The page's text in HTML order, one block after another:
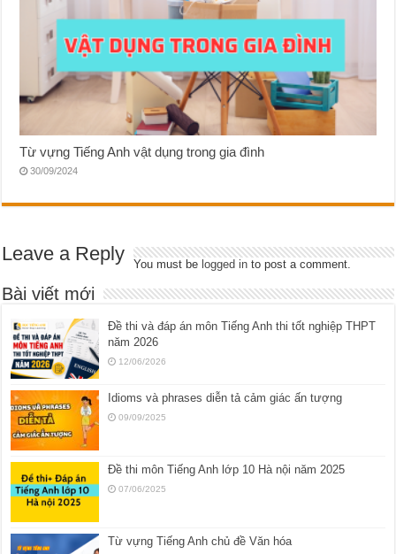
Từ vựng Tiếng Anh vật dụng trong gia đình
30/09/2024
Leave a Reply You must belogged in to post a comment.
Bài viết mới
Đề thi và đáp án môn Tiếng Anh thi tốt nghiệp THPT
năm 2026
12/06/2026
Idioms và phrases diễn tả cảm giác ấn tượng
09/09/2025
Đề thi môn Tiếng Anh lớp 10 Hà nội năm 2025
07/06/2025
Từ vựng Tiếng Anh chủ đề Văn hóa